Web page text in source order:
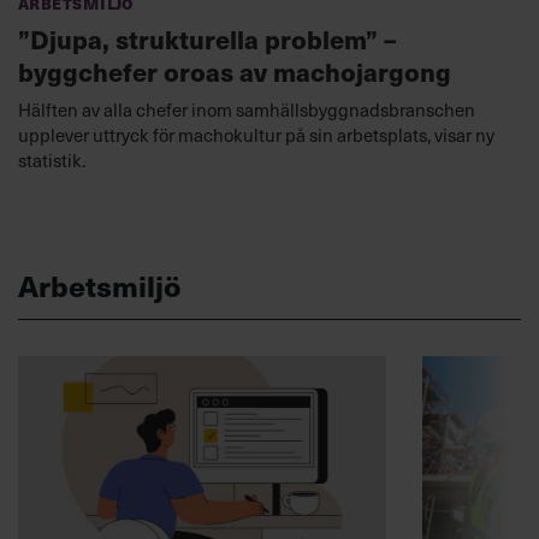
”Djupa, strukturella problem” –
byggchefer oroas av machojargong
Hälften av alla chefer inom samhällsbyggnadsbranschen
upplever uttryck för machokultur på sin arbetsplats, visar ny
statistik.
Arbetsmiljö